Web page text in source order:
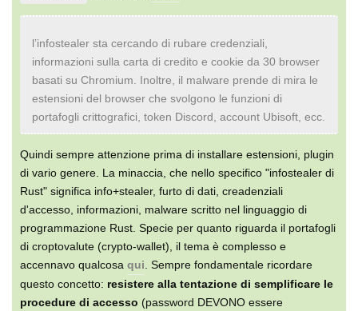
l’infostealer sta cercando di rubare credenziali,
informazioni sulla carta di credito e cookie da 30 browser
basati su Chromium. Inoltre, il malware prende di mira le
estensioni del browser che svolgono le funzioni di
portafogli crittografici, token Discord, account Ubisoft, ecc.
Quindi sempre attenzione prima di installare estensioni, plugin
di vario genere. La minaccia, che nello specifico "infostealer di
Rust" significa info+stealer, furto di dati, creadenziali
d'accesso, informazioni, malware scritto nel linguaggio di
programmazione Rust. Specie per quanto riguarda il portafogli
di croptovalute (crypto-wallet), il tema è complesso e
accennavo qualcosa qui . Sempre fondamentale ricordare
questo concetto: resistere alla tentazione di semplificare le
procedure di accesso (password DEVONO essere